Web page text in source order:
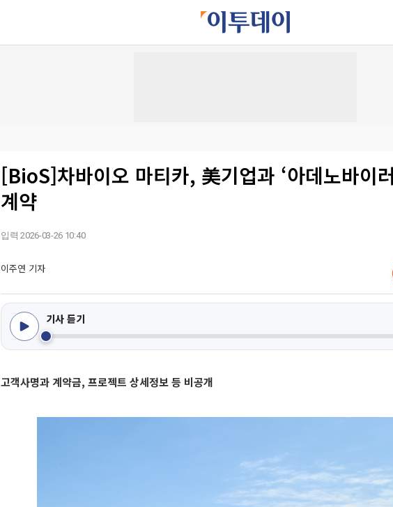
[BioS]차바이오 마티카, 美기업과 ‘아데노바이
계약
입력 2026-03-26 10:40
이주연 기자
기사 듣기
고객사명과 계약금, 프로젝트 상세정보 등 비공개